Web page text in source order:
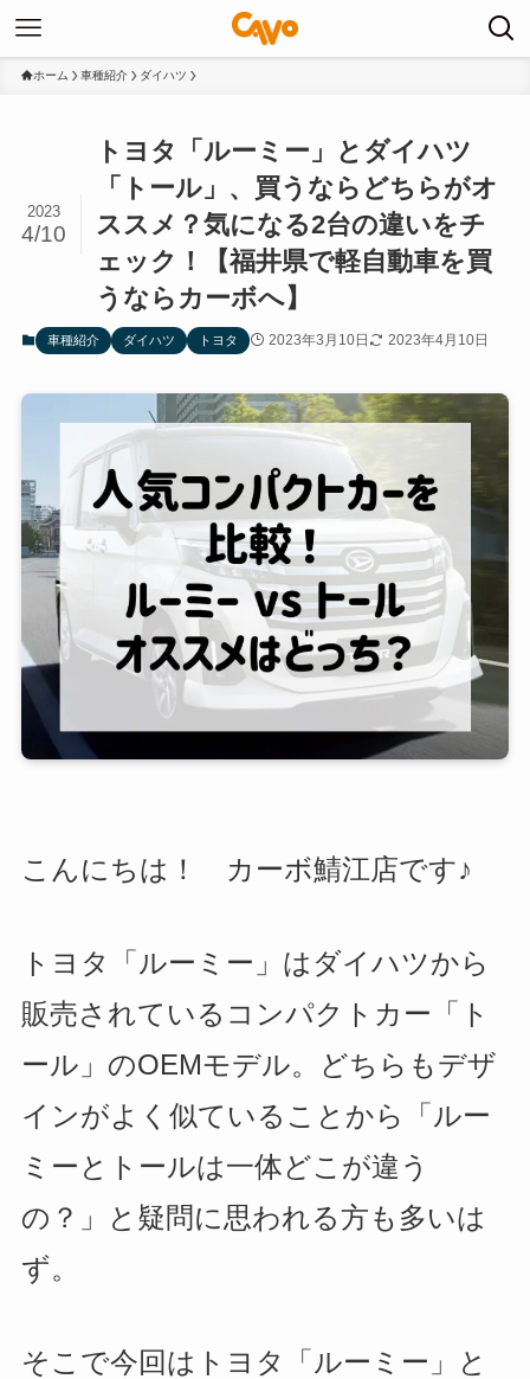
ホーム 車種紹介 ダイハツ
トヨタ「ルーミー」とダイハツ
「トール」、買うならどちらがオ
ススメ？気になる2台の違いをチ
ェック！【福井県で軽自動車を買
うならカーボへ】
2023
4/10
車種紹介 ダイハツ トヨタ 2023年3月10日 2023年4月10日
こんにちは！ カーボ鯖江店です♪
トヨタ「ルーミー」はダイハツから
販売されているコンパクトカー「ト
ール」のOEMモデル。どちらもデザ
インがよく似ていることから「ルー
ミーとトールは一体どこが違う
の？」と疑問に思われる方も多いは
ず。
そこで今回はトヨタ「ルーミー」と